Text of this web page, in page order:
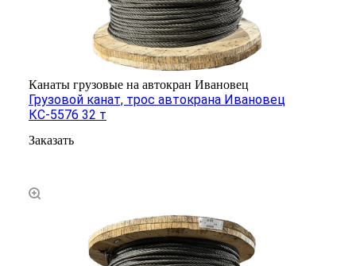
Канаты грузовые на автокран Ивановец
Грузовой канат, трос автокрана Ивановец
КС-5576 32 т
Заказать